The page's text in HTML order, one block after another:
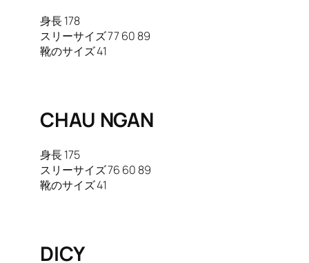
身長 178
スリーサイズ 77 60 89
靴のサイズ 41
CHAU NGAN
身長 175
スリーサイズ 76 60 89
靴のサイズ 41
DICY